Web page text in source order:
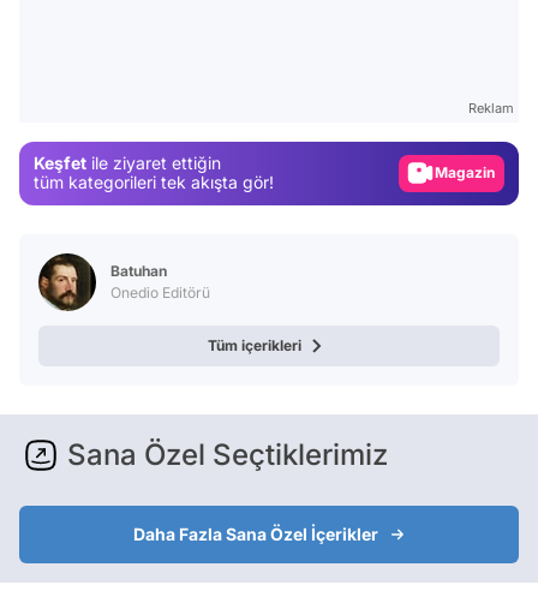
Reklam
Keşfet ile ziyaret ettiğin
tüm kategorileri tek akışta gör!
Magazin
Batuhan
Onedio Editörü
Tüm içerikleri
Sana Özel Seçtiklerimiz
Daha Fazla Sana Özel İçerikler